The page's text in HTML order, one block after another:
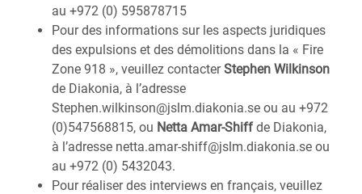
au +972 (0) 595878715
Pour des informations sur les aspects juridiques
des expulsions et des démolitions dans la « Fire
Zone 918 », veuillez contacterStephen Wilkinson
de Diakonia, à l’adresse
Stephen.wilkinson@jslm.diakonia.se ou au +972
(0)547568815, ou Netta Amar-Shiffde Diakonia,
à l’adresse netta.amar-shiff@jslm.diakonia.se ou
au +972 (0) 5432043.
Pour réaliser des interviews en français, veuillez